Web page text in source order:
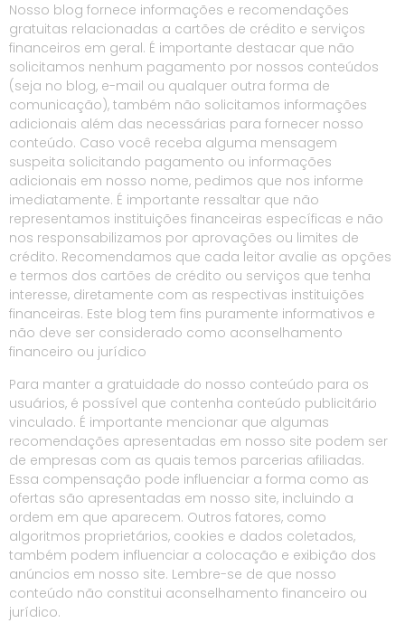
Nosso blog fornece informações e recomendações
gratuitas relacionadas a cartões de crédito e serviços
financeiros em geral. É importante destacar que não
solicitamos nenhum pagamento por nossos conteúdos
(seja no blog, e-mail ou qualquer outra forma de
comunicação), também não solicitamos informações
adicionais além das necessárias para fornecer nosso
conteúdo. Caso você receba alguma mensagem
suspeita solicitando pagamento ou informações
adicionais em nosso nome, pedimos que nos informe
imediatamente. É importante ressaltar que não
representamos instituições financeiras específicas e não
nos responsabilizamos por aprovações ou limites de
crédito. Recomendamos que cada leitor avalie as opções
e termos dos cartões de crédito ou serviços que tenha
interesse, diretamente com as respectivas instituições
financeiras. Este blog tem fins puramente informativos e
não deve ser considerado como aconselhamento
financeiro ou jurídico
Para manter a gratuidade do nosso conteúdo para os
usuários, é possível que contenha conteúdo publicitário
vinculado. É importante mencionar que algumas
recomendações apresentadas em nosso site podem ser
de empresas com as quais temos parcerias afiliadas.
Essa compensação pode influenciar a forma como as
ofertas são apresentadas em nosso site, incluindo a
ordem em que aparecem. Outros fatores, como
algoritmos proprietários, cookies e dados coletados,
também podem influenciar a colocação e exibição dos
anúncios em nosso site. Lembre-se de que nosso
conteúdo não constitui aconselhamento financeiro ou
jurídico.